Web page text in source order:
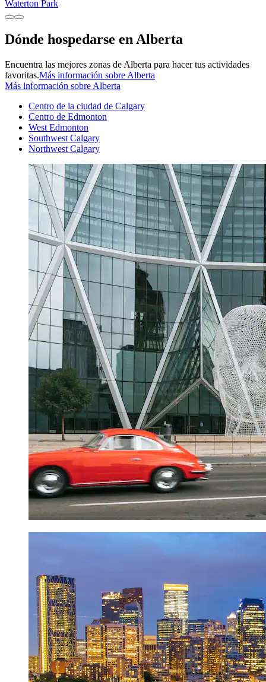
Waterton Park
Dónde hospedarse en Alberta
Encuentra las mejores zonas de Alberta para hacer tus actividades
favoritas.Más información sobre Alberta
Más información sobre Alberta
Centro de la ciudad de Calgary
Centro de Edmonton
West Edmonton
Southwest Calgary
Northwest Calgary